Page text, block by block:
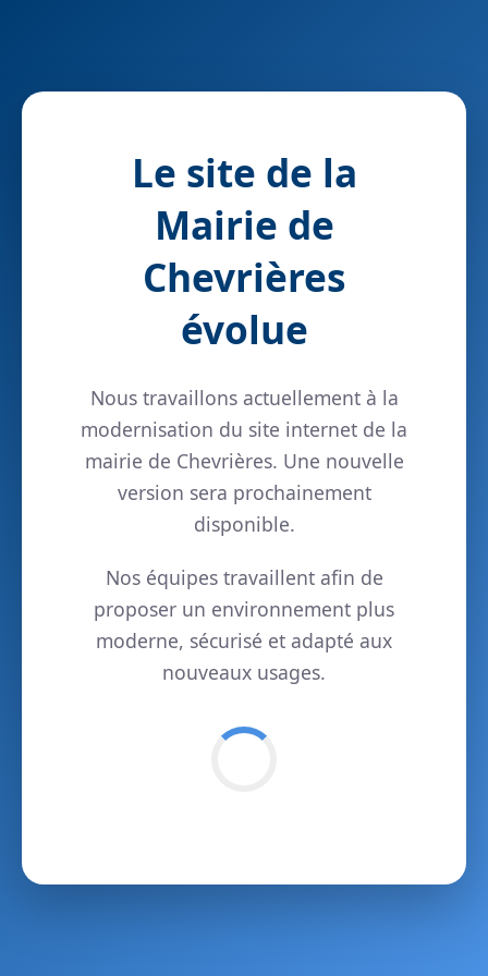
Le site de la
Mairie de
Chevrières
évolue
Nous travaillons actuellement à la
modernisation du site internet de la
mairie de Chevrières. Une nouvelle
version sera prochainement
disponible.
Nos équipes travaillent afin de
proposer un environnement plus
moderne, sécurisé et adapté aux
nouveaux usages.